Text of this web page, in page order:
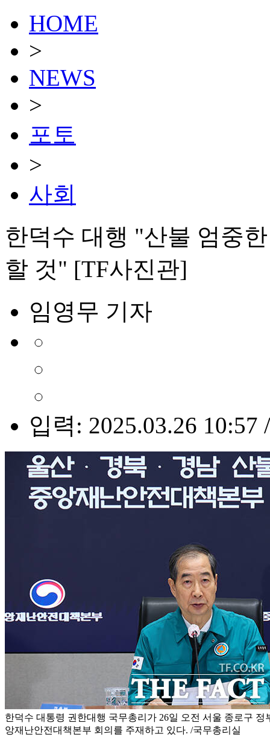
HOME
>
NEWS
>
포토
>
사회
한덕수 대행 "산불 엄중
할 것" [TF사진관]
임영무 기자
입력: 2025.03.26 10:57
한덕수 대통령 권한대행 국무총리가 26일 오전 서울 종로구
앙재난안전대책본부 회의를 주재하고 있다. /국무총리실